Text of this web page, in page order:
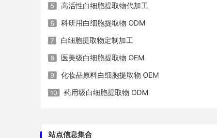
5 高活性白细胞提取物代加工
6 科研用白细胞提取物 ODM
7 白细胞提取物定制加工
8 医美级白细胞提取物 OEM
9 化妆品原料白细胞提取物 OEM
10 药用级白细胞提取物 ODM
站点信息集合